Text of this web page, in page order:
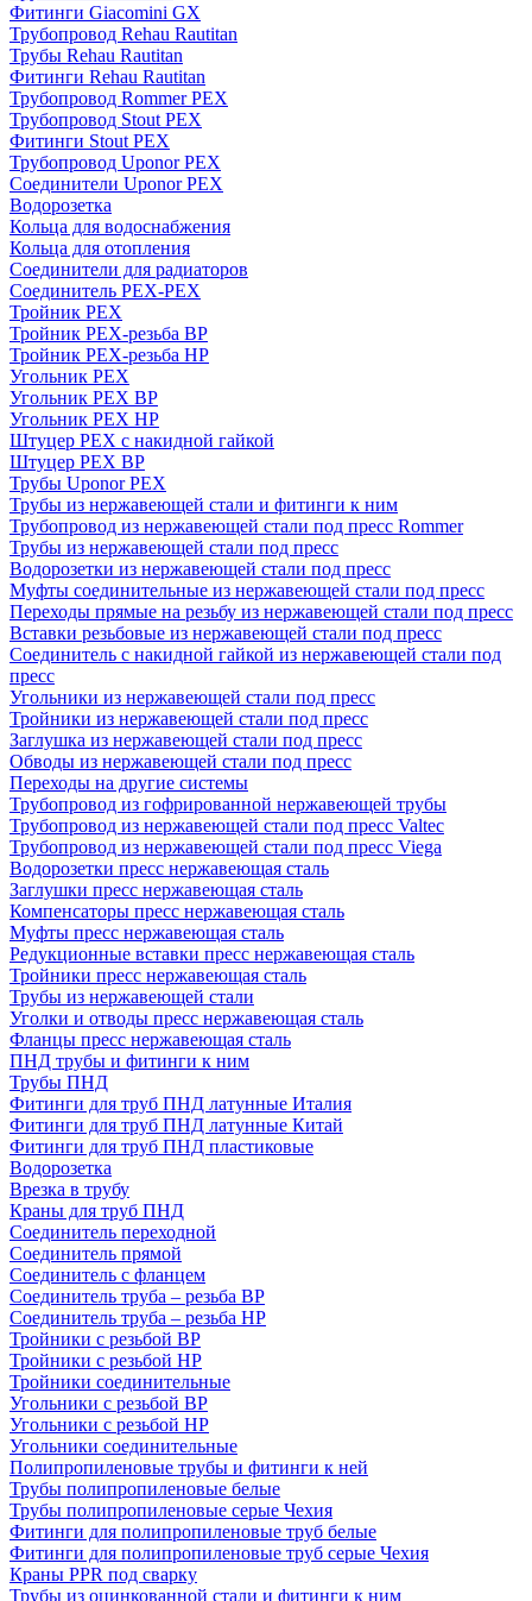
Фитинги Giacomini GX
Трубопровод Rehau Rautitan
Трубы Rehau Rautitan
Фитинги Rehau Rautitan
Трубопровод Rommer PEX
Трубопровод Stout PEX
Фитинги Stout PEX
Трубопровод Uponor PEX
Соединители Uponor PEX
Водорозетка
Кольца для водоснабжения
Кольца для отопления
Соединители для радиаторов
Соединитель PEX-PEX
Тройник PEX
Тройник PEX-резьба ВР
Тройник PEX-резьба НР
Угольник PEX
Угольник PEX ВР
Угольник PEX НР
Штуцер PEX c накидной гайкой
Штуцер PEX ВР
Трубы Uponor PEX
Трубы из нержавеющей стали и фитинги к ним
Трубопровод из нержавеющей стали под пресс Rommer
Трубы из нержавеющей стали под пресс
Водорозетки из нержавеющей стали под пресс
Муфты соединительные из нержавеющей стали под пресс
Переходы прямые на резьбу из нержавеющей стали под пресс
Вставки резьбовые из нержавеющей стали под пресс
Соединитель с накидной гайкой из нержавеющей стали под
пресс
Угольники из нержавеющей стали под пресс
Тройники из нержавеющей стали под пресс
Заглушка из нержавеющей стали под пресс
Обводы из нержавеющей стали под пресс
Переходы на другие системы
Трубопровод из гофрированной нержавеющей трубы
Трубопровод из нержавеющей стали под пресс Valtec
Трубопровод из нержавеющей стали под пресс Viega
Водорозетки пресс нержавеющая сталь
Заглушки пресс нержавеющая сталь
Компенсаторы пресс нержавеющая сталь
Муфты пресс нержавеющая сталь
Редукционные вставки пресс нержавеющая сталь
Тройники пресс нержавеющая сталь
Трубы из нержавеющей стали
Уголки и отводы пресс нержавеющая сталь
Фланцы пресс нержавеющая сталь
ПНД трубы и фитинги к ним
Трубы ПНД
Фитинги для труб ПНД латунные Италия
Фитинги для труб ПНД латунные Китай
Фитинги для труб ПНД пластиковые
Водорозетка
Врезка в трубу
Краны для труб ПНД
Соединитель переходной
Соединитель прямой
Соединитель с фланцем
Соединитель труба – резьба ВР
Соединитель труба – резьба НР
Тройники с резьбой ВР
Тройники с резьбой НР
Тройники соединительные
Угольники с резьбой ВР
Угольники с резьбой НР
Угольники соединительные
Полипропиленовые трубы и фитинги к ней
Трубы полипропиленовые белые
Трубы полипропиленовые серые Чехия
Фитинги для полипропиленовые труб белые
Фитинги для полипропиленовые труб серые Чехия
Краны PPR под сварку
Трубы из оцинкованной стали и фитинги к ним